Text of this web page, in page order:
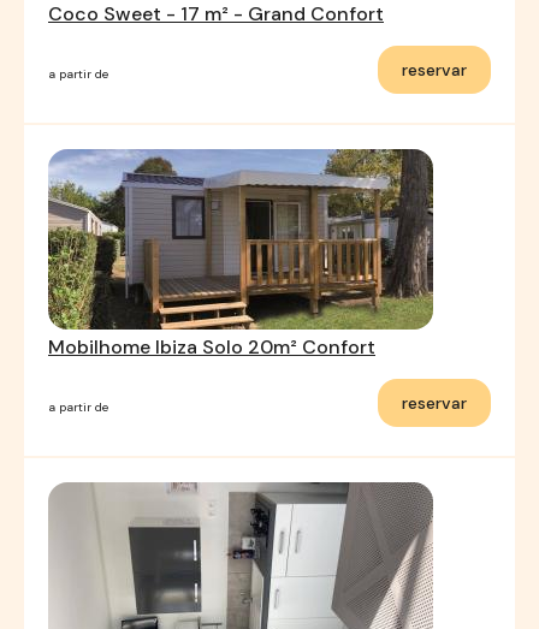
Coco Sweet - 17 m² - Grand Confort
a partir de reservar
Mobilhome Ibiza Solo 20m² Confort
a partir de reservar